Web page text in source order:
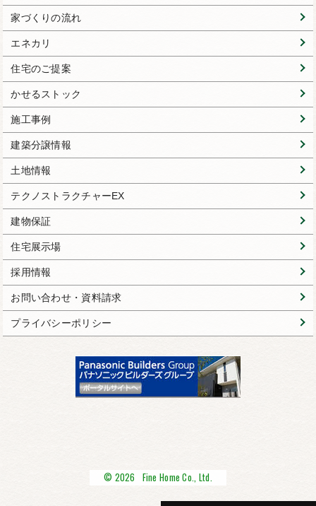
家づくりの流れ
エネカリ
住宅のご提案
かせるストック
施工事例
建築分譲情報
土地情報
テクノストラクチャーEX
建物保証
住宅展示場
採用情報
お問い合わせ・資料請求
プライバシーポリシー
© 2026 Fine Home Co., Ltd.